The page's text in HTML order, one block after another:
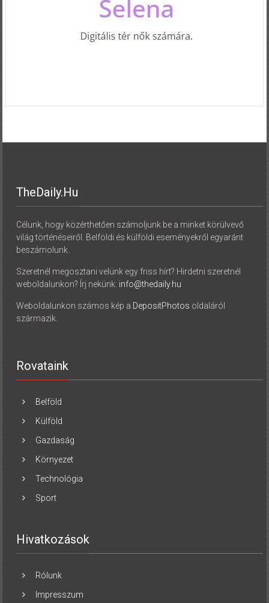
TheDaily.hu
Célunk, hogy közérthetően számoljunk be a minket körülvevő
világ történéseiről. Belföldi és külföldi eseményekről egyaránt
beszámolunk.
Szeretnél megosztani velünk egy friss hírt? Hirdetni szeretnél
weboldalunkon? Írj nekünk: info@thedaily.hu
Weboldalunkon számos kép a DepositPhotos oldaláról
származik.
Rovataink
Belföld
Külföld
Gazdaság
Környezet
Technológia
Sport
Hivatkozások
Rólunk
Impresszum